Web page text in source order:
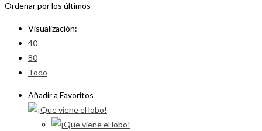
Ordenar por los últimos
Visualización:
40
80
Todo
Añadir a Favoritos